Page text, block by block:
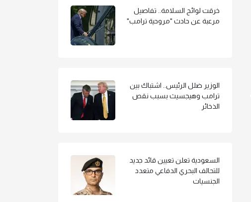
خرقت لوائح السلامة.. تفاصيل
مرعبة عن حادث "مروحية ترامب"
الوزير ضلل الرئيس.. اشتباك بين
ترامب وهيجسيث بسبب نقص
الذخائر
السعودية تعلن تعيين قائد جديد
للتحالف البحري الدفاعي متعدد
الجنسيات